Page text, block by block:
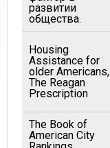
развитии
общества.
Housing
Assistance for
older Americans,
The Reagan
Prescription
The Book of
American City